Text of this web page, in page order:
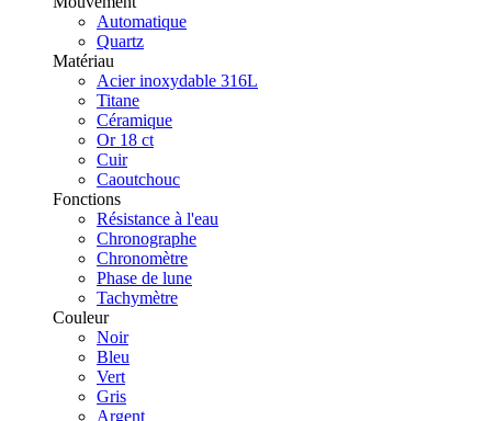
Automatique
Quartz
Matériau
Acier inoxydable 316L
Titane
Céramique
Or 18 ct
Cuir
Caoutchouc
Fonctions
Résistance à l'eau
Chronographe
Chronomètre
Phase de lune
Tachymètre
Couleur
Noir
Bleu
Vert
Gris
Argent